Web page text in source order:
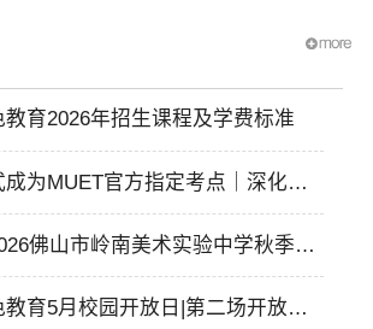
育2026年招生课程及学费标准
为MUET官方指定考点｜深化国
力学子走向世界
佛山市岭南美术实验中学秋季招
育5月校园开放日|第二场开放日